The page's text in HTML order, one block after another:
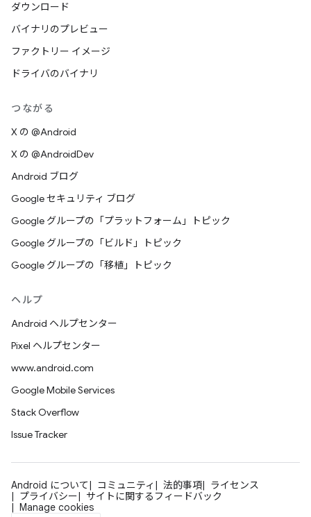
ダウンロード
バイナリのプレビュー
ファクトリー イメージ
ドライバのバイナリ
つながる
X の @Android
X の @AndroidDev
Android ブログ
Google セキュリティ ブログ
Google グループの「プラットフォーム」トピック
Google グループの「ビルド」トピック
Google グループの「移植」トピック
ヘルプ
Android ヘルプセンター
Pixel ヘルプセンター
www.android.com
Google Mobile Services
Stack Overflow
Issue Tracker
Android について コミュニティ 法的事項
ライセンス
プライバシー
サイトに関するフィードバック
Manage cookies